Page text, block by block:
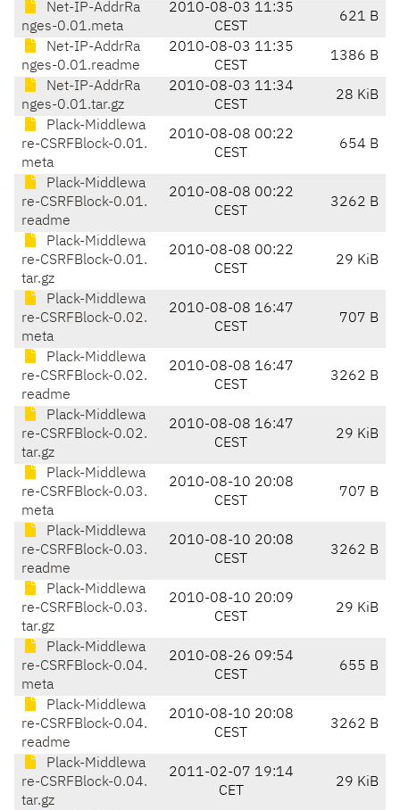
Net-IP-AddrRa
nges-0.01.meta
2010-08-03 11:35
CEST
621 B
Net-IP-AddrRa
nges-0.01.readme
2010-08-03 11:35
CEST
1386 B
Net-IP-AddrRa
nges-0.01.tar.gz
2010-08-03 11:34
CEST
28 KiB
Plack-Middlewa
re-CSRFBlock-0.01.
meta
2010-08-08 00:22
CEST
654 B
Plack-Middlewa
re-CSRFBlock-0.01.
readme
2010-08-08 00:22
CEST
3262 B
Plack-Middlewa
re-CSRFBlock-0.01.
tar.gz
2010-08-08 00:22
CEST
29 KiB
Plack-Middlewa
re-CSRFBlock-0.02.
meta
2010-08-08 16:47
CEST
707 B
Plack-Middlewa
re-CSRFBlock-0.02.
readme
2010-08-08 16:47
CEST
3262 B
Plack-Middlewa
re-CSRFBlock-0.02.
tar.gz
2010-08-08 16:47
CEST
29 KiB
Plack-Middlewa
re-CSRFBlock-0.03.
meta
2010-08-10 20:08
CEST
707 B
Plack-Middlewa
re-CSRFBlock-0.03.
readme
2010-08-10 20:08
CEST
3262 B
Plack-Middlewa
re-CSRFBlock-0.03.
tar.gz
2010-08-10 20:09
CEST
29 KiB
Plack-Middlewa
re-CSRFBlock-0.04.
meta
2010-08-26 09:54
CEST
655 B
Plack-Middlewa
re-CSRFBlock-0.04.
readme
2010-08-10 20:08
CEST
3262 B
Plack-Middlewa
re-CSRFBlock-0.04.
tar.gz
2011-02-07 19:14
CET
29 KiB